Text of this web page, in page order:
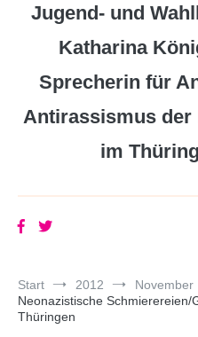
Jugend- und
Katharina
Sprecherin für
Antirassismus der
im
Start 2012 November
Neonazistische Schmierereien/
Thüringen